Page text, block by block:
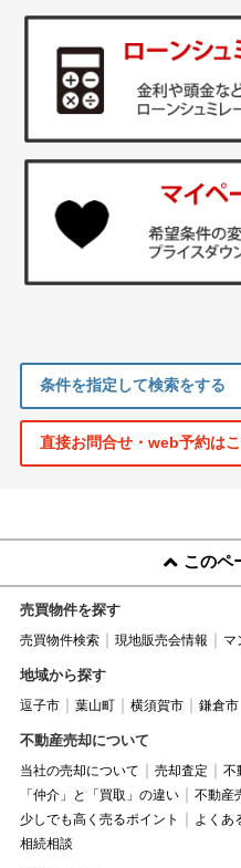
条件を指定して検索をする
直接お問合せ・web予約は
このペ
売買物件を探す
売買物件検索 現地販売会情報 マ
地域から探す
逗子市 葉山町 横須賀市 鎌倉市
不動産売却について
当社の売却について 売却査定
不
「仲介」と「買取」の違い
不動産
少しでも高く売るポイント
よくあ
相続相談